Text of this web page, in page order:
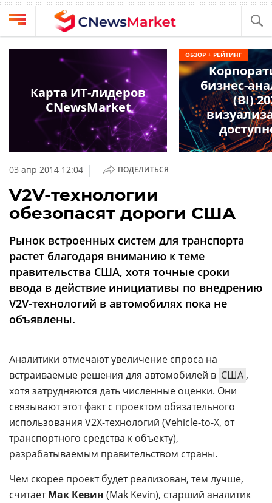
Выбрать
провайдера
Компании
обзоры
кабинет
О
CNews
Аналитика
Конференции
Техника
Об
издании
Реклама
Вакансии
Контакты
Max
Telegram
Дзен
VK
Rutube
CNews
Конференции
Техника
03 апр 2014 12:04 | ПОДЕЛИТЬСЯ
V2V-технологии
обезопасят дороги США
Рынок встроенных систем для транспорта
растет благодаря вниманию к теме
правительства США, хотя точные сроки
ввода в действие инициативы по внедрению
V2V-технологий в автомобилях пока не
объявлены.
Аналитики отмечают увеличение спроса на
встраиваемые решения для автомобилей в США ,
хотя затрудняются дать численные оценки. Они
связывают этот факт с проектом обязательного
использования V2X-технологий (Vehicle-to-X, от
транспортного средства к объекту),
разрабатываемым правительством страны.
Чем скорее проект будет реализован, тем лучше,
считаетМак Кевин (Mak Kevin), старший аналитик
Карта ИТ-лидеров
CNewsMarket
бизнес-
(BI)
ОБЗОР + РЕЙТИНГ